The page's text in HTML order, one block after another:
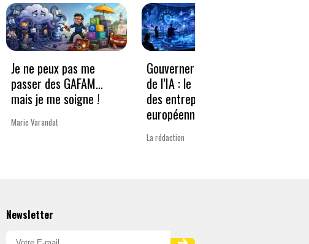
Je ne peux pas me
passer des GAFAM…
mais je me soigne !
Marie Varandat
Gouverner à la vitesse
de l’IA : le nouveau défi
des entreprises
européennes
La rédaction
Newsletter